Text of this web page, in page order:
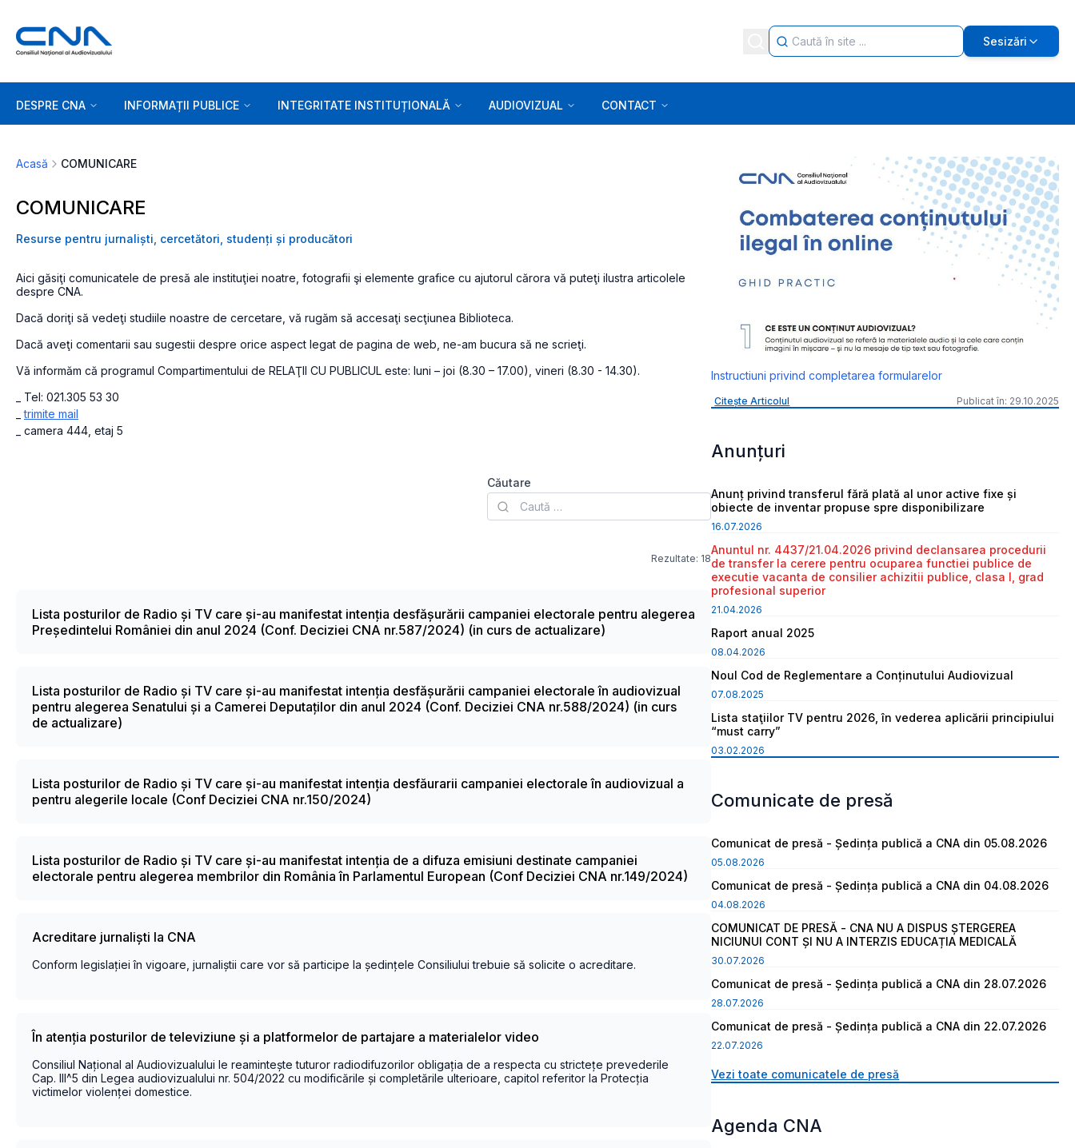
Sesizări
DESPRE CNA INFORMAȚII PUBLICE INTEGRITATE INSTITUȚIONALĂ AUDIOVIZUAL CONTACT
Acasă COMUNICARE
COMUNICARE
Resurse pentru jurnaliști, cercetători, studenți și producători
Aici găsiţi comunicatele de presă ale instituţiei noatre, fotografii şi elemente grafice cu ajutorul cărora vă puteţi ilustra articolele
despre CNA.
Dacă doriţi să vedeţi studiile noastre de cercetare, vă rugăm să accesaţi secţiunea Biblioteca.
Dacă aveţi comentarii sau sugestii despre orice aspect legat de pagina de web, ne-am bucura să ne scrieţi.
Vă informăm că programul Compartimentului de RELAŢII CU PUBLICUL este: luni – joi (8.30 – 17.00), vineri (8.30 - 14.30).
_ Tel: 021.305 53 30
_trimite mail
_ camera 444, etaj 5
Căutare
Rezultate: 18
Lista posturilor de Radio și TV care și-au manifestat intenția desfășurării campaniei electorale pentru alegerea
Președintelui României din anul 2024 (Conf. Deciziei CNA nr.587/2024) (in curs de actualizare)
Lista posturilor de Radio și TV care și-au manifestat intenția desfășurării campaniei electorale în audiovizual
pentru alegerea Senatului și a Camerei Deputaților din anul 2024 (Conf. Deciziei CNA nr.588/2024) (in curs
de actualizare)
Lista posturilor de Radio și TV care și-au manifestat intenția desfăurarii campaniei electorale în audiovizual a
pentru alegerile locale (Conf Deciziei CNA nr.150/2024)
Lista posturilor de Radio și TV care și-au manifestat intenția de a difuza emisiuni destinate campaniei
electorale pentru alegerea membrilor din România în Parlamentul European (Conf Deciziei CNA nr.149/2024)
Acreditare jurnaliști la CNA
Conform legislației în vigoare, jurnaliștii care vor să participe la ședințele Consiliului trebuie să solicite o acreditare.
În atenția posturilor de televiziune și a platformelor de partajare a materialelor video
Consiliul Național al Audiovizualului le reamintește tuturor radiodifuzorilor obligația de a respecta cu strictețe prevederile
Cap. III^5 din Legea audiovizualului nr. 504/2022 cu modificările și completările ulterioare, capitol referitor la Protecția
victimelor violenței domestice.
Instructiuni privind completarea formularelor
Citește Articolul Publicat în: 29.10.2025
Anunțuri
Anunț privind transferul fără plată al unor active fixe și
obiecte de inventar propuse spre disponibilizare
16.07.2026
Anuntul nr. 4437/21.04.2026 privind declansarea procedurii
de transfer la cerere pentru ocuparea functiei publice de
executie vacanta de consilier achizitii publice, clasa I, grad
profesional superior
21.04.2026
Raport anual 2025
08.04.2026
Noul Cod de Reglementare a Conținutului Audiovizual
07.08.2025
Lista staţiilor TV pentru 2026, în vederea aplicării principiului
“must carry”
03.02.2026
Comunicate de presă
Comunicat de presă - Ședința publică a CNA din 05.08.2026
05.08.2026
Comunicat de presă - Ședința publică a CNA din 04.08.2026
04.08.2026
COMUNICAT DE PRESĂ - CNA NU A DISPUS ȘTERGEREA
NICIUNUI CONT ȘI NU A INTERZIS EDUCAȚIA MEDICALĂ
30.07.2026
Comunicat de presă - Ședința publică a CNA din 28.07.2026
28.07.2026
Comunicat de presă - Ședința publică a CNA din 22.07.2026
22.07.2026
Vezi toate comunicatele de presă
Agenda CNA